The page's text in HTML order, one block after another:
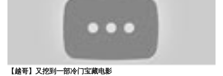
【越哥】又挖到一部冷门宝藏电影